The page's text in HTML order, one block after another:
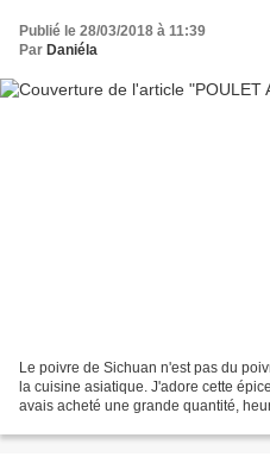
Publié le 28/03/2018 à 11:39
Par Daniéla
Le poivre de Sichuan n'est pas du
la cuisine asiatique. J'adore cette
avais acheté une grande quantité,